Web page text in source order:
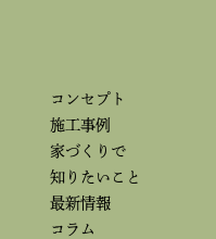
コンセプト
施工事例
家づくりで
知りたいこと
最新情報
コラム